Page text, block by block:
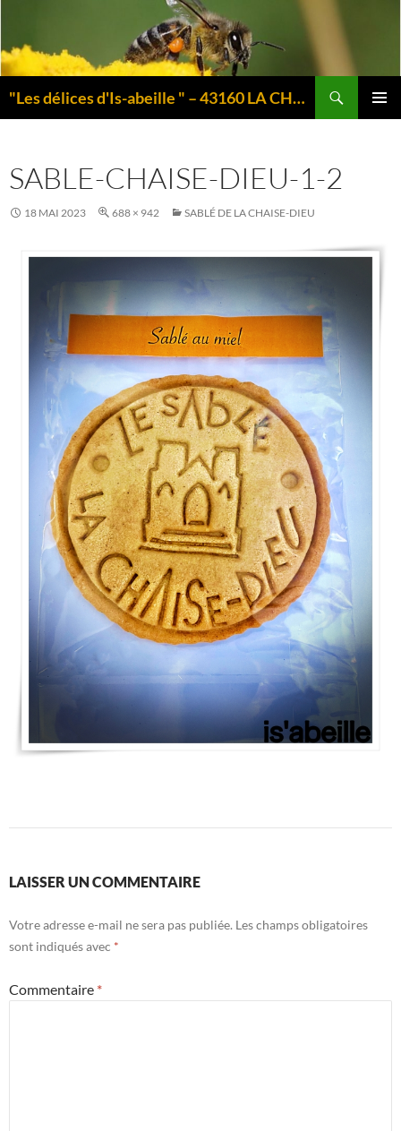
contenu
"Les délices d'Is-abeille " – 43160 LA CHAISE-DIEU – Auvergne
SABLE-CHAISE-DIEU-1-2
18 MAI 2023 688 × 942 SABLÉ DE LA CHAISE-DIEU
LAISSER UN COMMENTAIRE
Votre adresse e-mail ne sera pas publiée. Les champs obligatoires
sont indiqués avec *
Commentaire *